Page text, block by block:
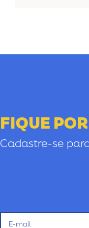
FIQUE
Cadastre-se